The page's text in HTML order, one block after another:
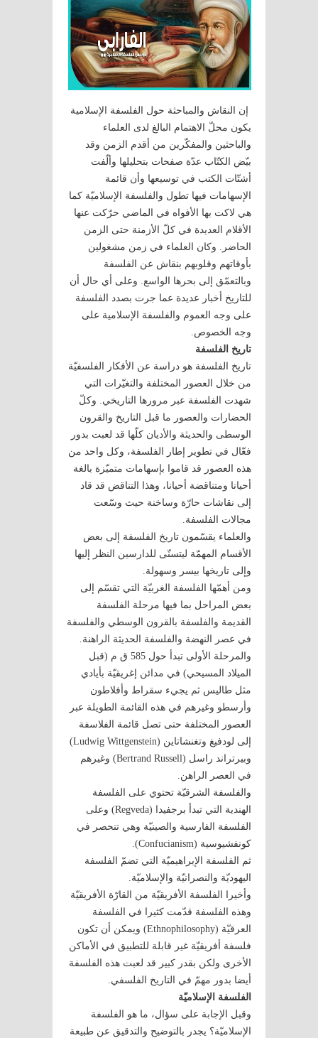
إن النقاش والمباحثة حول الفلسفة الإسلامية
يكون محلّ الاهتمام البالغ لدى العلماء
والباحثين والمفكّرين من أقدم الزمن وقد
بيّض الكتّاب عدّة صفحات بتحليلها وألّفت
أشتّات الكتب في توسيعها وأن قائمة
الإسهامات فيها تطول والفلسفة الإسلاميّة كما
هي لاكت بها الأفواه في الماضي حرّكت عنها
الأقلام العديدة في كلّ الأزمنة حتى الزمن
الحاضر. وكان العلماء في زمن مشغولين
بأوقاتهم وقلوبهم بنقاش عن الفلسفة
وبالتعمّق إلى بحرها الواسع. وعلى أي حال أن
للتاريخ أخبار عديدة عما جرت بصدد الفلسفة
على وجه العموم والفلسفة الإسلامية على
وجه الخصوص.
تاريخ الفلسفة
تاريخ الفلسفة هو دراسة عن الأفكار الفلسفيّة
من خلال العصور المختلفة والتغيّرات التي
شهدت الفلسفة عبر مرورها التاريخي. وكلّ
الحضارات والعصور ما قبل التاريخ والقرون
الوسطى والحديثة والأديان كلّها قد لعبت بدور
فعّال في تطوير إطار الفلسفة، وكل واحد من
هذه العصور قد قاموا بإسهامات متميّزة بالغة
أحيانا ومتناقضة أحيانا، وهذا التناقض قد قاد
إلى نقاشات حارّة وساخنة حيث وسّعت
مجالات الفلسفة.
والعلماء يقسّمون تاريخ الفلسفة إلى بعض
الأقسام المهمّة ليتسنّى للدارسين النظر إليها
وإلى تاريخها بيسر وسهولة.
ومن أهمّها الفلسفة الغربيّة التي تقسّم إلى
بعض المراحل بما فيها مرحلة الفلسفة
القديمة والفلسفة بالقرون الوسطي والفلسفة
في عصر النهضة والفلسفة الحديثة الراهنة.
والمرحلة الأولى تبدأ حول 585 ق م (قبل
الميلاد المسيحي) في مدائن إغريقيّة بأيادي
مثل طاليس ثم يجيء سقراط وأفلاطون
وأرسطو وغيرهم في هذه القائمة الطويلة عبر
العصور المختلفة حتى تصل قائمة الفلاسفة
إلى لودفيغ وتغنشاتاين (Ludwig Wittgenstein)
وبيرتراند راسل (Bertrand Russell) وغيرهم
في العصر الراهن.
والفلسفة الشرقيّة تحتوي على الفلسفة
الهندية التي تبدأ برجفيدا (Regveda) وعلى
الفلسفة الفارسية والصينيّة وهي تنحصر في
كونفشيوسية (Confucianism).
ثم الفلسفة الإبراهيميّة التي تضمّ الفلسفة
اليهوديّة والنصرانيّة والإسلاميّة.
وأخيرا الفلسفة الأفريقيّة من القارّة الأفريقيّة
وهذه الفلسفة قدّمت كثيرا في الفلسفة
العرقيّة (Ethnophilosophy) ويمكن أن تكون
فلسفة أفريقيّة غير قابلة للتطبيق في الأماكن
الأخرى ولكن بقدر كبير قد لعبت هذه الفلسفة
أيضا بدور مهمّ في التاريخ الفلسفي.
الفلسفة الإسلاميّة
وقبل الإجابة على سؤال، ما هو الفلسفة
الإسلاميّة؟ يجدر بالتوضيح والتدقيق عن طبيعة